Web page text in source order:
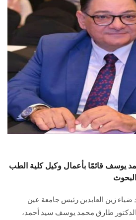
يوسف قائمًا بأعمال وكيل كلية الطب
ضياء زين العابدين رئيس جامعة عين
الدكتور طارق محمد يوسف سيد أحمد،